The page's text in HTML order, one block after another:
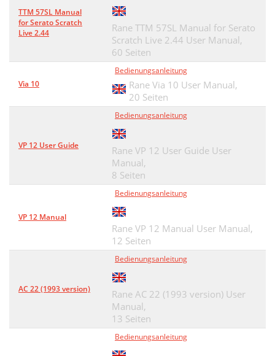
TTM 57SL Manual
for Serato Scratch
Live 2.44
Rane TTM 57SL Manual for Serato
Scratch Live 2.44 User Manual,
60 Seiten
Via 10
Bedienungsanleitung
Rane Via 10 User Manual,
20 Seiten
VP 12 User Guide
Bedienungsanleitung
Rane VP 12 User Guide User
Manual,
8 Seiten
VP 12 Manual
Bedienungsanleitung
Rane VP 12 Manual User Manual,
12 Seiten
AC 22 (1993 version)
Bedienungsanleitung
Rane AC 22 (1993 version) User
Manual,
13 Seiten
Bedienungsanleitung